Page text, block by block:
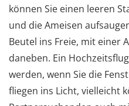
können Sie einen leeren
und die Ameisen
Beutel ins Freie, mit einer
daneben. Ein
werden, wenn Sie die
fliegen ins Licht, vielleicht